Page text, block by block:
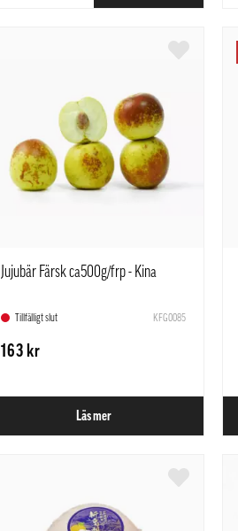
Jujubär Färsk ca500g/frp - Kina
Tillfälligt slut KFG0085
163 kr
Läs mer